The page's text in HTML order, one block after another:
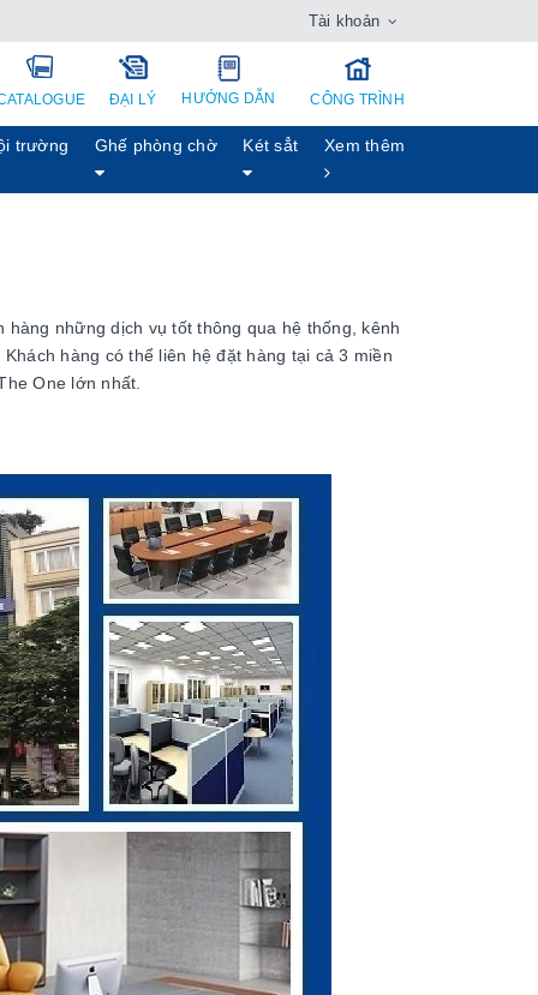
Tài khoản
ĐẠI LÝ HƯỚNG DẪN CÔNG TRÌNH
trường Ghế phòng chờ Két sẳt Xem thêm
những dịch vụ tốt thông qua hệ thống, kênh
hàng có thể liên hệ đặt hàng tại cả 3 miền
One lớn nhất.